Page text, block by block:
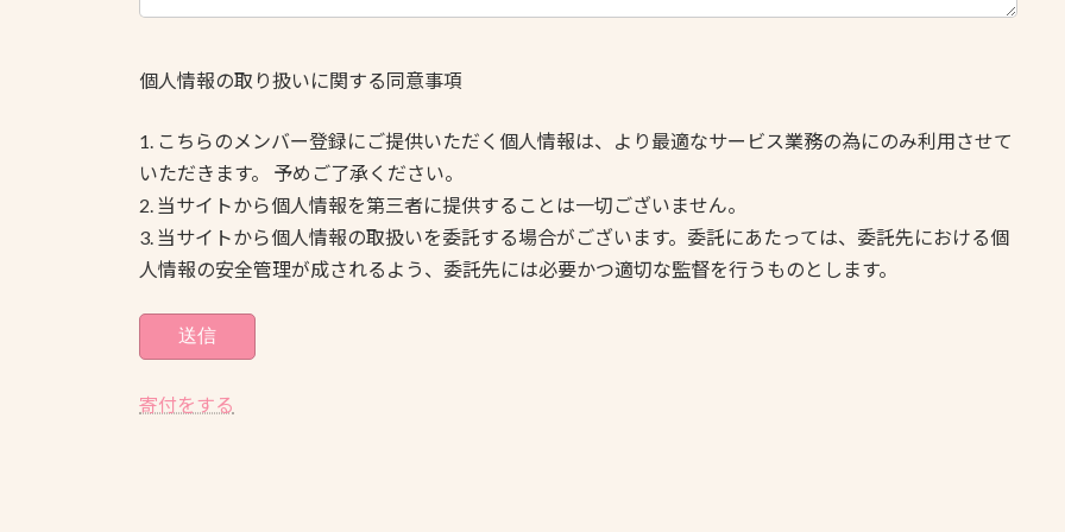
個人情報の取り扱いに関する同意事項
1. こちらのメンバー登録にご提供いただく個人情報は、より最適なサービス業務の為にのみ利用させて
いただきます。 予めご了承ください。
2. 当サイトから個人情報を第三者に提供することは一切ございません。
3. 当サイトから個人情報の取扱いを委託する場合がございます。委託にあたっては、委託先における個
人情報の安全管理が成されるよう、委託先には必要かつ適切な監督を行うものとします。
寄付をする